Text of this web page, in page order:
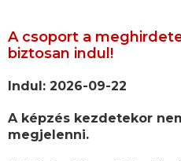
A csoport a
biztosan indul!
Indul: 2026-09-22
A képzés kezdetekor
megjelenni.